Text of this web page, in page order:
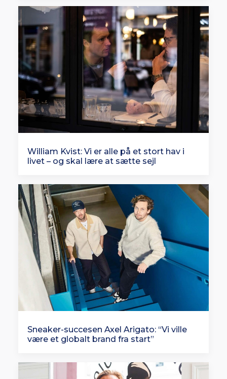
William Kvist: Vi er alle på et stort hav i
livet – og skal lære at sætte sejl
Sneaker-succesen Axel Arigato: “Vi ville
være et globalt brand fra start”